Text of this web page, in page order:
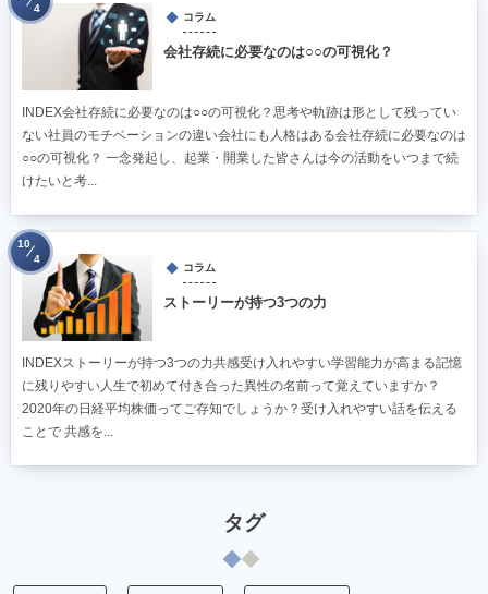
コラム
会社存続に必要なのは○○の可視化？
INDEX会社存続に必要なのは○○の可視化？思考や軌跡は形として残ってい
ない社員のモチベーションの違い会社にも人格はある会社存続に必要なのは
○○の可視化？ 一念発起し、起業・開業した皆さんは今の活動をいつまで続
けたいと考...
4
コラム
ストーリーが持つ3つの力
INDEXストーリーが持つ3つの力共感受け入れやすい学習能力が高まる記憶
に残りやすい人生で初めて付き合った異性の名前って覚えていますか？
2020年の日経平均株価ってご存知でしょうか？受け入れやすい話を伝える
ことで 共感を...
10
4
タグ